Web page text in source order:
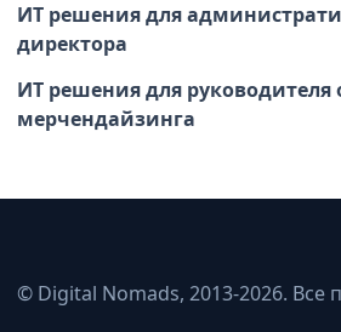
ИТ решения для
директора
ИТ решения для руководителя
мерчендайзинга
© Digital Nomads, 2013-2026.